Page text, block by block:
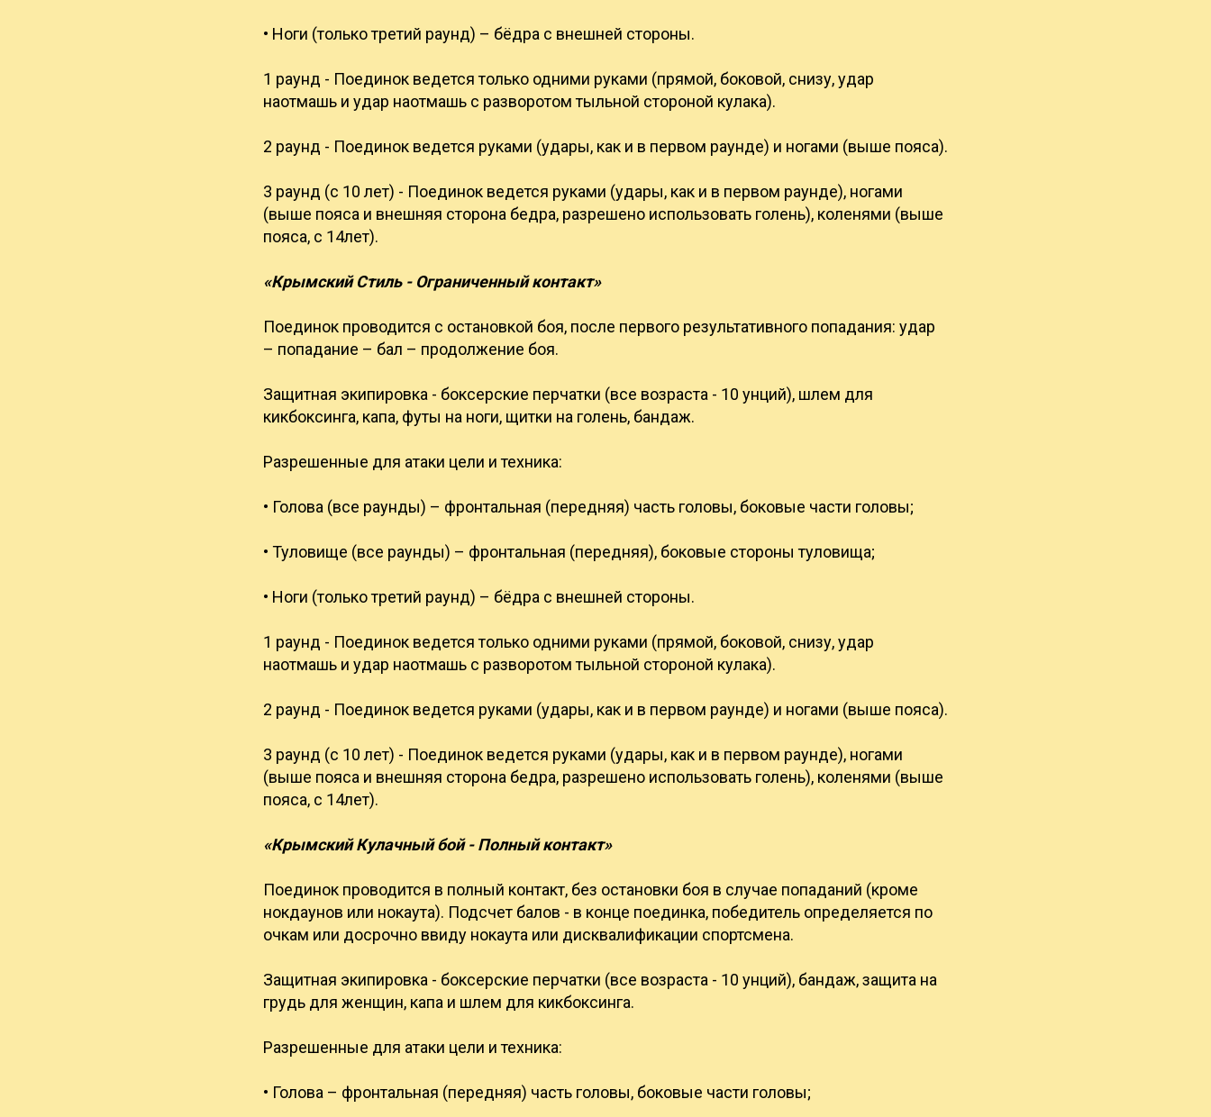
• Ноги (только третий раунд) – бёдра с внешней стороны.
1 раунд - Поединок ведется только одними руками (прямой, боковой, снизу, удар
наотмашь и удар наотмашь с разворотом тыльной стороной кулака).
2 раунд - Поединок ведется руками (удары, как и в первом раунде) и ногами (выше пояса).
3 раунд (с 10 лет) - Поединок ведется руками (удары, как и в первом раунде), ногами
(выше пояса и внешняя сторона бедра, разрешено использовать голень), коленями (выше
пояса, с 14лет).
«Крымский Стиль - Ограниченный контакт»
Поединок проводится с остановкой боя, после первого результативного попадания: удар
– попадание – бал – продолжение боя.
Защитная экипировка - боксерские перчатки (все возраста - 10 унций), шлем для
кикбоксинга, капа, футы на ноги, щитки на голень, бандаж.
Разрешенные для атаки цели и техника:
• Голова (все раунды) – фронтальная (передняя) часть головы, боковые части головы;
• Туловище (все раунды) – фронтальная (передняя), боковые стороны туловища;
• Ноги (только третий раунд) – бёдра с внешней стороны.
1 раунд - Поединок ведется только одними руками (прямой, боковой, снизу, удар
наотмашь и удар наотмашь с разворотом тыльной стороной кулака).
2 раунд - Поединок ведется руками (удары, как и в первом раунде) и ногами (выше пояса).
3 раунд (с 10 лет) - Поединок ведется руками (удары, как и в первом раунде), ногами
(выше пояса и внешняя сторона бедра, разрешено использовать голень), коленями (выше
пояса, с 14лет).
«Крымский Кулачный бой - Полный контакт»
Поединок проводится в полный контакт, без остановки боя в случае попаданий (кроме
нокдаунов или нокаута). Подсчет балов - в конце поединка, победитель определяется по
очкам или досрочно ввиду нокаута или дисквалификации спортсмена.
Защитная экипировка - боксерские перчатки (все возраста - 10 унций), бандаж, защита на
грудь для женщин, капа и шлем для кикбоксинга.
Разрешенные для атаки цели и техника:
• Голова – фронтальная (передняя) часть головы, боковые части головы;